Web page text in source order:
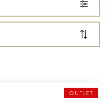
OUTLET